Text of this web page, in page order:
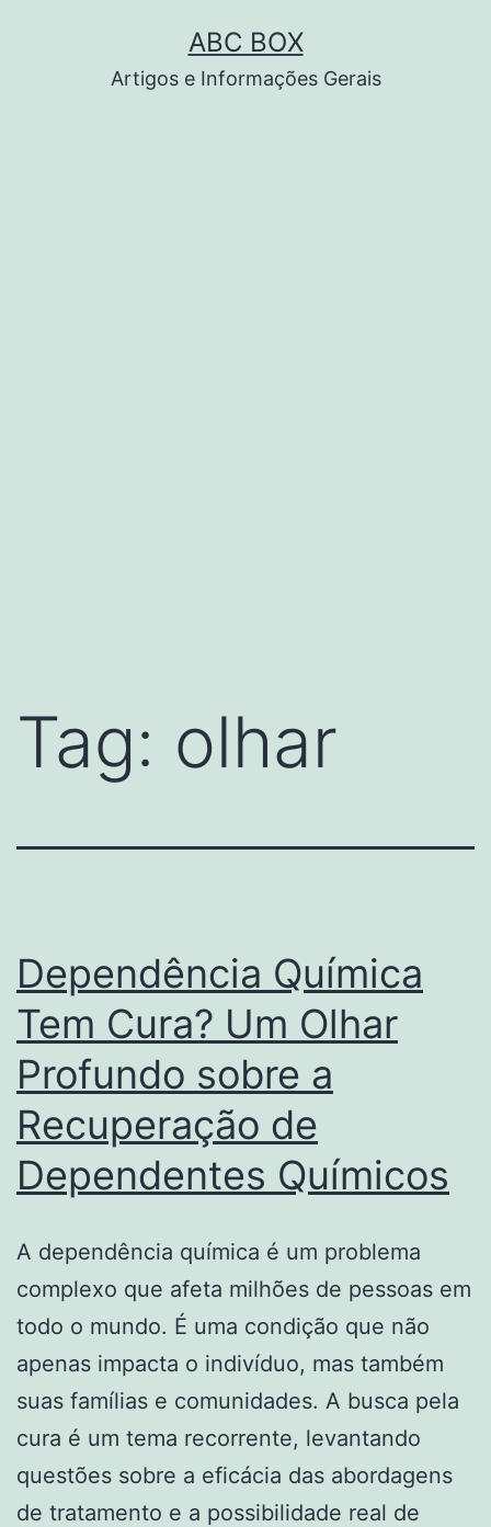
ABC BOX
Artigos e Informações Gerais
Tag: olhar
Dependência Química
Tem Cura? Um Olhar
Profundo sobre a
Recuperação de
Dependentes Químicos
A dependência química é um problema
complexo que afeta milhões de pessoas em
todo o mundo. É uma condição que não
apenas impacta o indivíduo, mas também
suas famílias e comunidades. A busca pela
cura é um tema recorrente, levantando
questões sobre a eficácia das abordagens
de tratamento e a possibilidade real de